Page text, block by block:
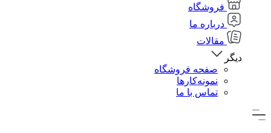
فروشگاه
درباره ما
مقالات
دیگر
صفحه فروشگاه
نمونه‌کارها
تماس با ما